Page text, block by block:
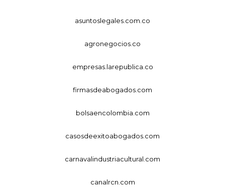
asuntoslegales.com.co
agronegocios.co
empresas.larepublica.co
firmasdeabogados.com
bolsaencolombia.com
casosdeexitoabogados.com
carnavalindustriacultural.com
canalrcn.com